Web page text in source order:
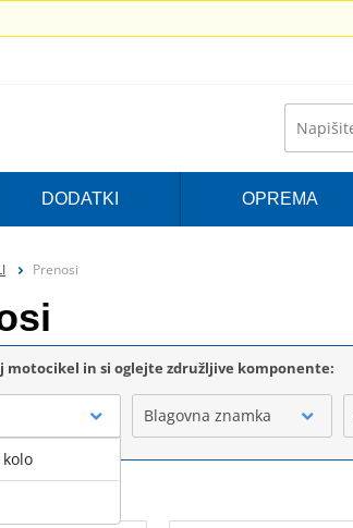
DODATKI OPREMA
Prenosi
motocikel in si oglejte združljive komponente:
Blagovna znamka